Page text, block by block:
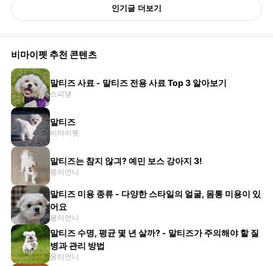
인기글 더보기
비마이펫 추천 콘텐츠
말티즈 사료 - 말티즈 전용 사료 Top 3 알아보기
스피댇
말티즈
비마이펫
말티즈는 참지 않긔? 예민 보스 강아지 3!
몽이언니
말티즈 미용 종류 - 다양한 스타일의 얼굴, 몸통 미용이 있
어요
몽이언니
말티즈 수명, 평균 몇 년 살까? - 말티즈가 주의해야 할 질
병과 관리 방법
몽이언니